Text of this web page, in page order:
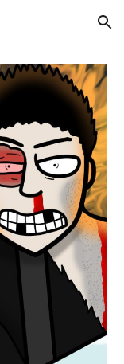
Skip to navigation